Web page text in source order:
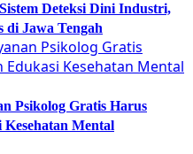
Deteksi Dini Industri,
di Jawa Tengah
Psikolog Gratis Harus
Mental